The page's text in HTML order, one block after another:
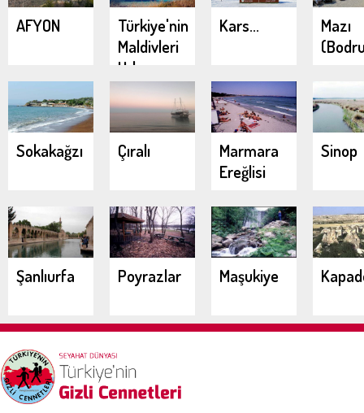
AFYON
Türkiye'nin
Maldivleri
Urla
Demircili
Koyları
Kars...
Mazı
Sokakağzı Çıralı
Marmara
Ereğlisi
Sinop
Şanlıurfa Poyrazlar Maşukiye